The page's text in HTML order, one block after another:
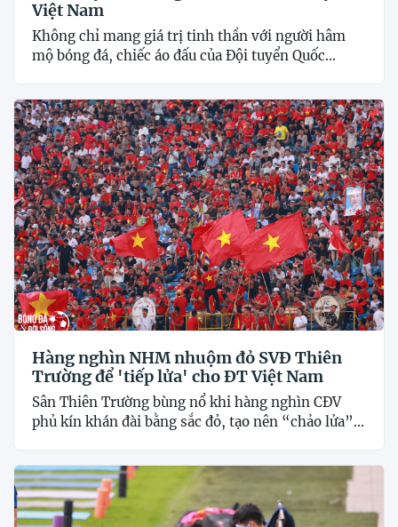
Việt Nam
Không chỉ mang giá trị tinh thần với người hâm
mộ bóng đá, chiếc áo đấu của Đội tuyển Quốc...
Hàng nghìn NHM nhuộm đỏ SVĐ Thiên
Trường để 'tiếp lửa' cho ĐT Việt Nam
Sân Thiên Trường bùng nổ khi hàng nghìn CĐV
phủ kín khán đài bằng sắc đỏ, tạo nên “chảo lửa”...